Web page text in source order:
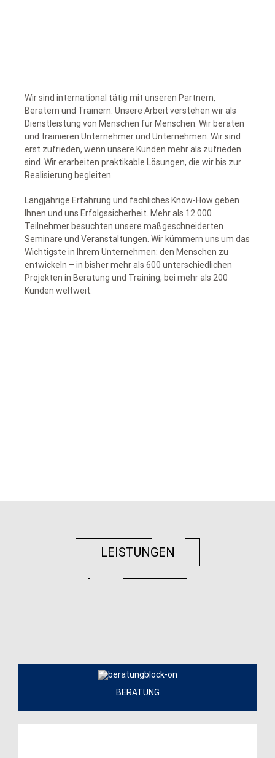
Wir sind international tätig mit unseren Partnern,
Beratern und Trainern. Unsere Arbeit verstehen wir als
Dienstleistung von Menschen für Menschen. Wir beraten
und trainieren Unternehmer und Unternehmen. Wir sind
erst zufrieden, wenn unsere Kunden mehr als zufrieden
sind. Wir erarbeiten praktikable Lösungen, die wir bis zur
Realisierung begleiten.
Langjährige Erfahrung und fachliches Know-How geben
Ihnen und uns Erfolgssicherheit. Mehr als 12.000
Teilnehmer besuchten unsere maßgeschneiderten
Seminare und Veranstaltungen. Wir kümmern uns um das
Wichtigste in Ihrem Unternehmen: den Menschen zu
entwickeln – in bisher mehr als 600 unterschiedlichen
Projekten in Beratung und Training, bei mehr als 200
Kunden weltweit.
LEISTUNGEN
BERATUNG